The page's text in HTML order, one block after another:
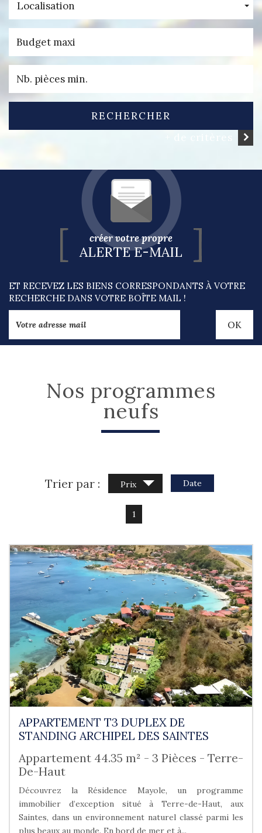
Localisation
RECHERCHER
créer votre propre
ALERTE E-MAIL
ET RECEVEZ LES BIENS CORRESPONDANTS À VOTRE
RECHERCHE DANS VOTRE BOÎTE MAIL !
OK
Nos programmes
neufs
Trier par : Prix Date
1
APPARTEMENT T3 DUPLEX DE
STANDING ARCHIPEL DES SAINTES
Appartement 44.35 m² - 3 Pièces - Terre-
De-Haut
Découvrez la Résidence Mayole, un programme
immobilier d’exception situé à Terre-de-Haut, aux
Saintes, dans un environnement naturel classé parmi les